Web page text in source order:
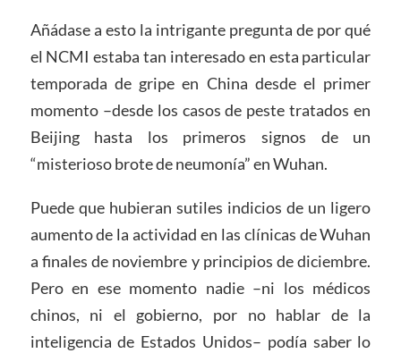
Añádase a esto la intrigante pregunta de por qué
el NCMI estaba tan interesado en esta particular
temporada de gripe en China desde el primer
momento –desde los casos de peste tratados en
Beijing hasta los primeros signos de un
“misterioso brote de neumonía” en Wuhan.
Puede que hubieran sutiles indicios de un ligero
aumento de la actividad en las clínicas de Wuhan
a finales de noviembre y principios de diciembre.
Pero en ese momento nadie –ni los médicos
chinos, ni el gobierno, por no hablar de la
inteligencia de Estados Unidos– podía saber lo